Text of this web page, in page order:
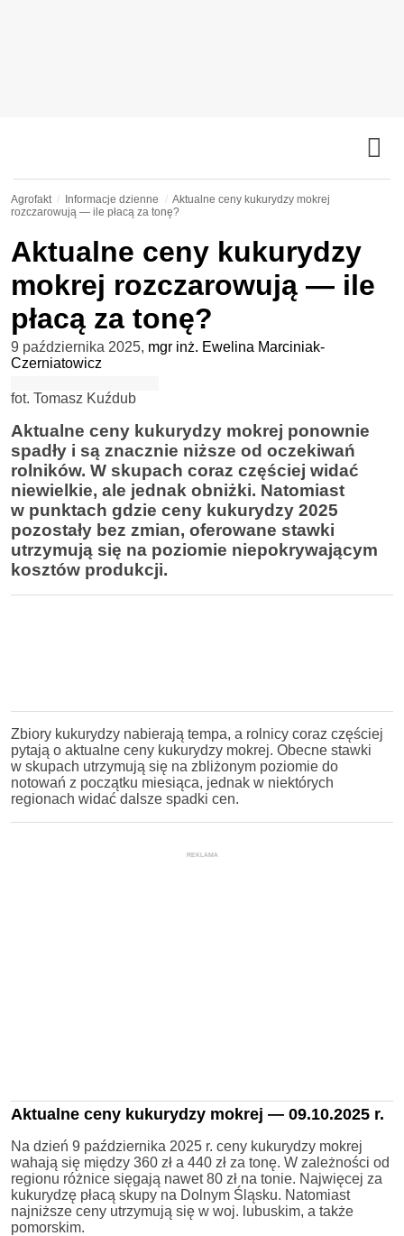
Agrofakt Informacje dzienne
Aktualne ceny kukurydzy mokrej
rozczarowują — ile płacą za tonę?
Aktualne ceny kukurydzy
mokrej rozczarowują — ile
płacą za tonę?
9 października 2025, mgr inż. Ewelina Marciniak-
Czerniatowicz
fot. Tomasz Kuźdub
Aktualne ceny kukurydzy mokrej ponownie
spadły i są znacznie niższe od oczekiwań
rolników. W skupach coraz częściej widać
niewielkie, ale jednak obniżki. Natomiast
w punktach gdzie ceny kukurydzy 2025
pozostały bez zmian, oferowane stawki
utrzymują się na poziomie niepokrywającym
kosztów produkcji.
Zbiory kukurydzy nabierają tempa, a rolnicy coraz częściej
pytają o aktualne ceny kukurydzy mokrej. Obecne stawki
w skupach utrzymują się na zbliżonym poziomie do
notowań z początku miesiąca, jednak w niektórych
regionach widać dalsze spadki cen.
REKLAMA
Aktualne ceny kukurydzy mokrej — 09.10.2025 r.
Na dzień 9 października 2025 r. ceny kukurydzy mokrej
wahają się między 360 zł a 440 zł za tonę. W zależności od
regionu różnice sięgają nawet 80 zł na tonie. Najwięcej za
kukurydzę płacą skupy na Dolnym Śląsku. Natomiast
najniższe ceny utrzymują się w woj. lubuskim, a także
pomorskim.